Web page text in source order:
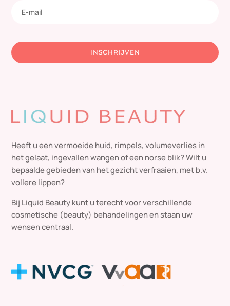
INSCHRIJVEN
Heeft u een vermoeide huid, rimpels, volumeverlies in
het gelaat, ingevallen wangen of een norse blik? Wilt u
bepaalde gebieden van het gezicht verfraaien, met b.v.
vollere lippen?
Bij Liquid Beauty kunt u terecht voor verschillende
cosmetische (beauty) behandelingen en staan uw
wensen centraal.